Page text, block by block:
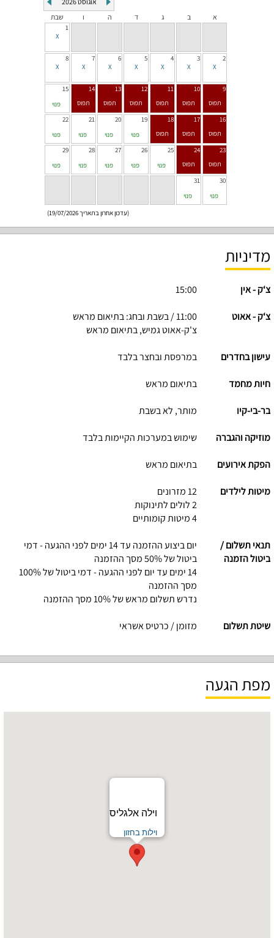
א
ב ג ד ה ו שבת
1
2
3
4
5
6
7
8
9
10
11
12
13
14
15
פנוי
16
17
18
19
פנוי
20
פנוי
21
פנוי
22
פנוי
23
24
25
פנוי
26
פנוי
27
פנוי
28
פנוי
29
פנוי
30
פנוי
31
פנוי
(עדכון אחרון בתאריך 19/07/2026)
מדיניות
צ‘ק - אין 15:00
צ‘ק - אאוט
11:00 / בשבת ובחג: בתיאום מראש
צ'ק-אאוט גמיש, בתיאום מראש
עישון בחדרים במרפסת ובחצר בלבד
חיות מחמד בתיאום מראש
בר-בי-קיו מותר, לא בשבת
מוזיקה והגברה שימוש במערכות הקיימות בלבד
הפקת אירועים בתיאום מראש
מיטות לילדים
12 מזרונים
2 לולים לתינוקות
4 מיטות קומותיים
תנאי תשלום /
ביטול הזמנה
יום ביצוע ההזמנה עד 14 ימים לפני ההגעה - דמי
ביטול של 50% מסך ההזמנה
14 ימים עד יום לפני ההגעה - דמי ביטול של 100%
מסך ההזמנה
נדרש תשלום מראש של 10% מסך ההזמנה
שיטת תשלום מזומן / כרטיס אשראי
מפת הגעה
וילה אלגליס
וילות בחזון